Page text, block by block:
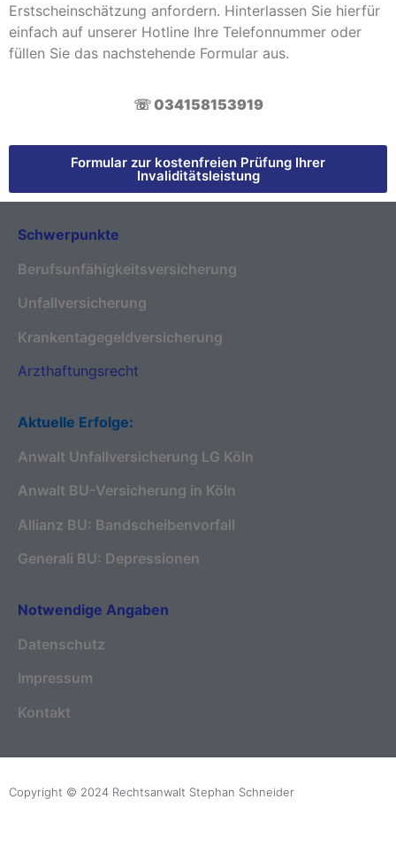
Erstscheinschätzung anfordern. Hinterlassen Sie hierfür
einfach auf unserer Hotline Ihre Telefonnummer oder
füllen Sie das nachstehende Formular aus.
☏ 034158153919
Formular zur kostenfreien Prüfung Ihrer
Invaliditätsleistung
Schwerpunkte
Berufsunfähigkeitsversicherung
Unfallversicherung
Krankentagegeldversicherung
Arzthaftungsrecht
Aktuelle Erfolge:
Anwalt Unfallversicherung LG Köln
Anwalt BU-Versicherung in Köln
Allianz BU: Bandscheibenvorfall
Generali BU: Depressionen
Notwendige Angaben
Datenschutz
Impressum
Kontakt
Copyright © 2024 Rechtsanwalt Stephan Schneider